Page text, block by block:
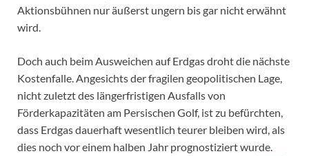
Aktionsbühnen nur äußerst ungern bis gar nicht erwähnt
wird.
Doch auch beim Ausweichen auf Erdgas droht die nächste
Kostenfalle. Angesichts der fragilen geopolitischen Lage,
nicht zuletzt des längerfristigen Ausfalls von
Förderkapazitäten am Persischen Golf, ist zu befürchten,
dass Erdgas dauerhaft wesentlich teurer bleiben wird, als
dies noch vor einem halben Jahr prognostiziert wurde.